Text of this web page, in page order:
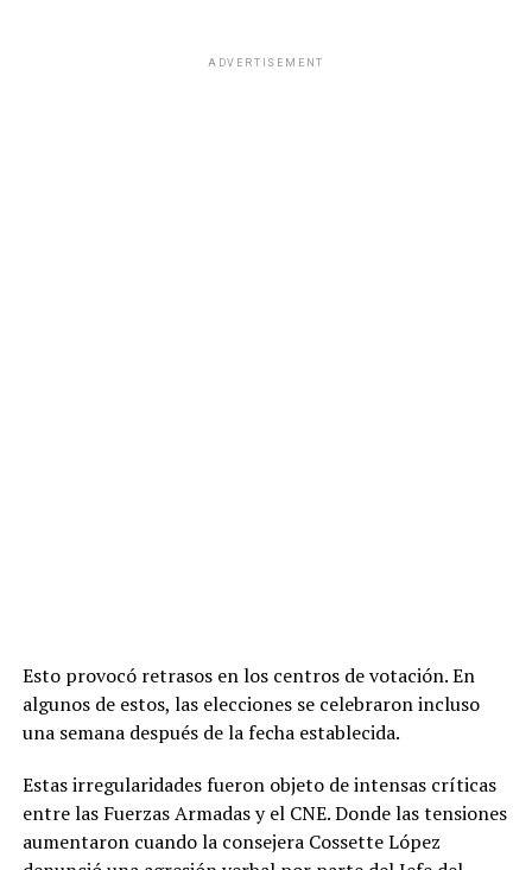
ADVERTISEMENT
Esto provocó retrasos en los centros de votación. En
algunos de estos, las elecciones se celebraron incluso
una semana después de la fecha establecida.
Estas irregularidades fueron objeto de intensas críticas
entre las Fuerzas Armadas y el CNE. Donde las tensiones
aumentaron cuando la consejera Cossette López